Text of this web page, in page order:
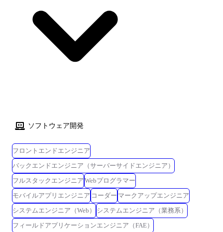
ソフトウェア開発
フロントエンドエンジニア
バックエンドエンジニア（サーバーサイドエンジニア）
フルスタックエンジニア Webプログラマー
モバイルアプリエンジニア コーダー マークアップエンジニア
システムエンジニア（Web）
システムエンジニア（業務系）
フィールドアプリケーションエンジニア（FAE）